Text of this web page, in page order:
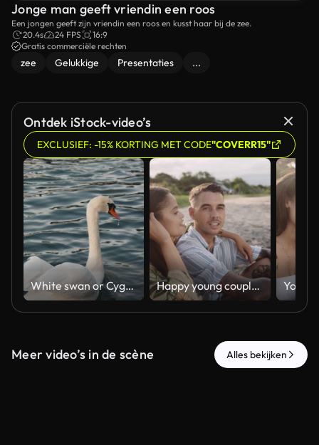
Jonge man geeft vriendin een roos
Een jongen geeft zijn vriendin een roos en kusst haar bij de zee.
20.4s
24 FPS
16:9
Gratis commerciële rechten
zee Gelukkige Presentaties ...
Ontdek iStock-video’s
EXCLUSIEF: -15% KORTING MET CODE"COVERR15"
White swan or Cygnus olor floating on the lake Happy young couple sitting talking on beach
Meer video’s in de scène Alles bekijken